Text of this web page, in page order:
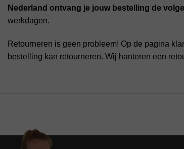
Nederland ontvang je jouw bestelling de
werkdagen.
Retourneren is geen probleem! Op de pagina
bestelling kan retourneren. Wij hanteren een